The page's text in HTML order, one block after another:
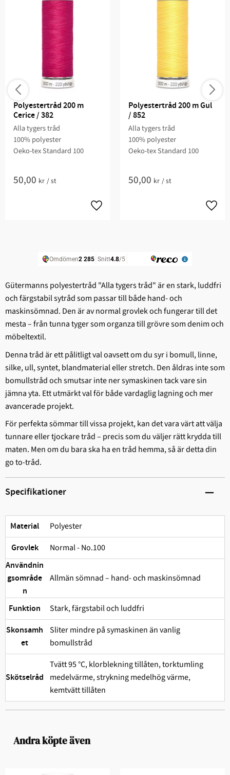
Polyestertråd 200 m
Cerice / 382
Alla tygers tråd
100% polyester
Oeko-tex Standard 100
50,00 kr /st
Polyestertråd 200 m Gul
/ 852
Alla tygers tråd
100% polyester
Oeko-tex Standard 100
50,00 kr /st
Gütermanns polyestertråd "Alla tygers tråd" är en stark, ludd­fri
och färgstabil sytråd som passar till både hand- och
maskinsömnad. Den är av normal grovlek och fungerar till det
mesta – från tunna tyger som organza till grövre som denim och
möbeltextil.
Denna tråd är ett pålitligt val oavsett om du syr i bomull, linne,
silke, ull, syntet, blandmaterial eller stretch. Den åldras inte som
bomullstråd och smutsar inte ner symaskinen tack vare sin
jämna yta. Ett utmärkt val för både vardaglig lagning och mer
avancerade projekt.
För perfekta sömmar till vissa projekt, kan det vara värt att välja
tunnare eller tjockare tråd – precis som du väljer rätt krydda till
maten. Men om du bara ska ha en tråd hemma, så är detta din
go to-tråd.
Specifikationer
Material Polyester
Grovlek Normal - No.100
Användnin
gsområde
n
Allmän sömnad – hand- och maskinsömnad
Funktion Stark, färgstabil och ludd­fri
Skonsamh
et
Sliter mindre på symaskinen än vanlig
bomullstråd
Skötselråd
Tvätt 95 °C, klorblekning tillåten, torktumling
medelvärme, strykning medelhög värme,
kemtvätt tillåten
Andra köpte även